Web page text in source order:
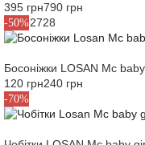
395 грн790 грн
-50%
22252728
Босоніжки LOSAN Mc
120 грн240 грн
-70%
23